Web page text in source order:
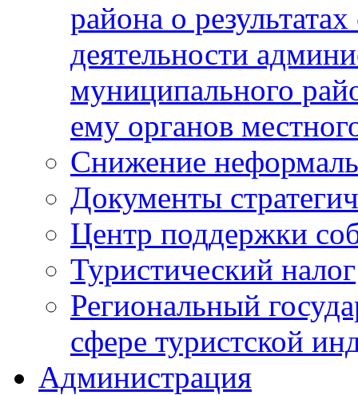
района о
деятельности
муниципального
ему органов
Снижение
Документы
Центр поддержки
Туристический налог
Региональный
сфере туристской
Администрация